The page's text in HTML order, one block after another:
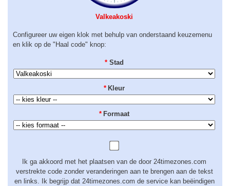
Valkeakoski
Configureer uw eigen klok met behulp van onderstaand keuzemenu
en klik op de "Haal code" knop:
* Stad
* Kleur
* Formaat
Ik ga akkoord met het plaatsen van de door 24timezones.com
verstrekte code zonder veranderingen aan te brengen aan de tekst
en links. Ik begrijp dat 24timezones.com de service kan beëindigen